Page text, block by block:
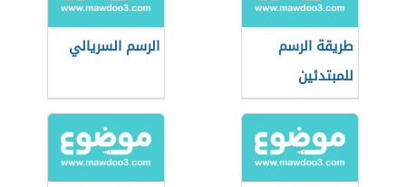
طريقة الرسم
للمبتدئين
الرسم السريالي